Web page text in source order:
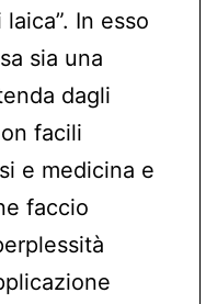
In esso
sia una
dagli
facili
e medicina e
faccio